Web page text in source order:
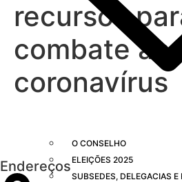
O CONSELHO
ELEIÇÕES 2025
SUBSEDES, DELEGACIAS E
recursos
combate ao
coronavírus
Endereços